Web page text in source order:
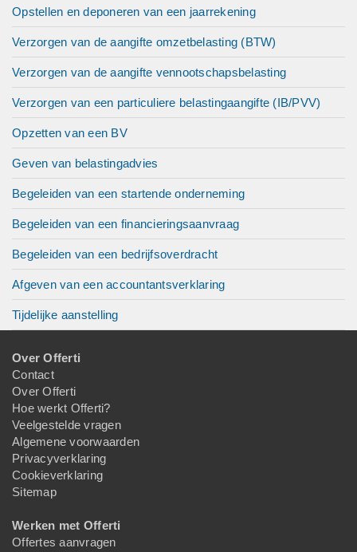
Opstellen en deponeren van een jaarrekening
Verzorgen van de aangifte omzetbelasting (BTW)
Verzorgen van de aangifte vennootschapsbelasting
Verzorgen van een particuliere belastingaangifte (IB/PVV)
Opzetten van een BV
Geven van belastingadvies
Begeleiden van een startende onderneming
Begeleiden van een financieringsaanvraag
Begeleiden van een bedrijfsoverdracht
Afgeven van een accountantsverklaring
Tijdelijke aanstelling
Over Offerti
Contact
Over Offerti
Hoe werkt Offerti?
Veelgestelde vragen
Algemene voorwaarden
Privacyverklaring
Cookieverklaring
Sitemap
Werken met Offerti
Offertes aanvragen